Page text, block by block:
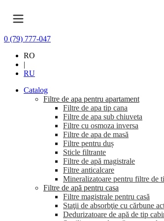
0 (79) 777-047
RO
|
RU
Catalog
Filtre de apa pentru apartament
Filtre de apa tip cana
Filtre de apa sub chiuveta
Filtre cu osmoza inversa
Filtre de apa de masă
Filtre pentru duș
Sticle filtrante
Filtre de apă magistrale
Filtre anticalcare
Mineralizatoare pentru filtre de
Filtre de apă pentru casa
Filtre magistrale pentru casă
Staţii de absorbţie cu cărbune
Dedurizatoare de apă de tip